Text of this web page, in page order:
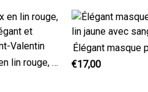
Masque pour les yeux en lin rouge, masque de sommeil élégant et réglable, cadeau de Saint-Valentin
€17,00